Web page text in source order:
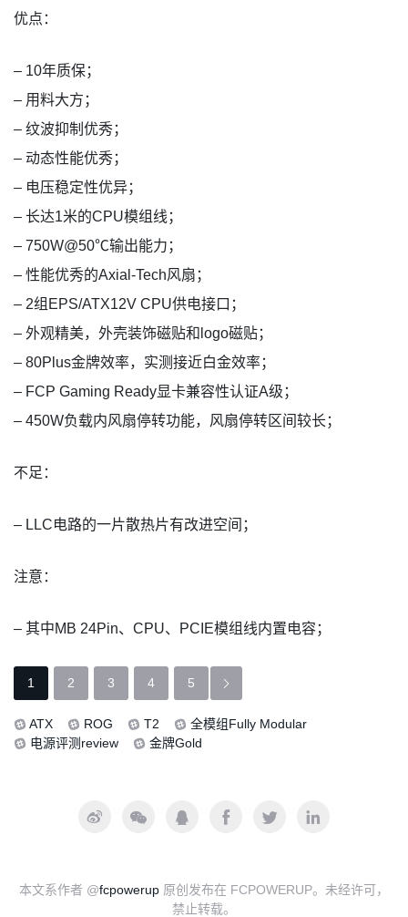
优点：
– 10年质保；
– 用料大方；
– 纹波抑制优秀；
– 动态性能优秀；
– 电压稳定性优异；
– 长达1米的CPU模组线；
– 750W@50℃输出能力；
– 性能优秀的Axial-Tech风扇；
– 2组EPS/ATX12V CPU供电接口；
– 外观精美，外壳装饰磁贴和logo磁贴；
– 80Plus金牌效率，实测接近白金效率；
– FCP Gaming Ready显卡兼容性认证A级；
– 450W负载内风扇停转功能，风扇停转区间较长；
不足：
– LLC电路的一片散热片有改进空间；
注意：
– 其中MB 24Pin、CPU、PCIE模组线内置电容；
文
1 2 3 4 5
ATX ROG T2
全模组Fully Modular
电源评测review
金牌Gold
本文系作者 @fcpowerup 原创发布在 FCPOWERUP。未经许可，
禁止转载。